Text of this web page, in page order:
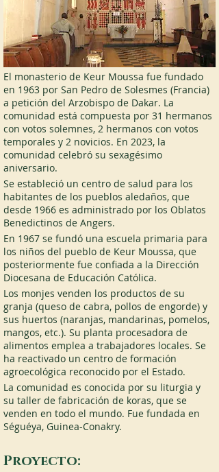
El monasterio de Keur Moussa fue fundado
en 1963 por San Pedro de Solesmes (Francia)
a petición del Arzobispo de Dakar. La
comunidad está compuesta por 31 hermanos
con votos solemnes, 2 hermanos con votos
temporales y 2 novicios. En 2023, la
comunidad celebró su sexagésimo
aniversario.
Se estableció un centro de salud para los
habitantes de los pueblos aledaños, que
desde 1966 es administrado por los Oblatos
Benedictinos de Angers.
En 1967 se fundó una escuela primaria para
los niños del pueblo de Keur Moussa, que
posteriormente fue confiada a la Dirección
Diocesana de Educación Católica.
Los monjes venden los productos de su
granja (queso de cabra, pollos de engorde) y
sus huertos (naranjas, mandarinas, pomelos,
mangos, etc.). Su planta procesadora de
alimentos emplea a trabajadores locales. Se
ha reactivado un centro de formación
agroecológica reconocido por el Estado.
La comunidad es conocida por su liturgia y
su taller de fabricación de koras, que se
venden en todo el mundo. Fue fundada en
Séguéya, Guinea-Conakry.
Proyecto: